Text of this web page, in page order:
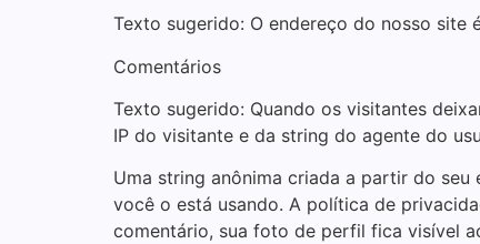
Texto sugerido: O endereço do nosso site
Comentários
Texto sugerido: Quando os visitantes
IP do visitante e da string do agente do
Uma string anônima criada a partir do
você o está usando. A política de
comentário, sua foto de perfil fica visível